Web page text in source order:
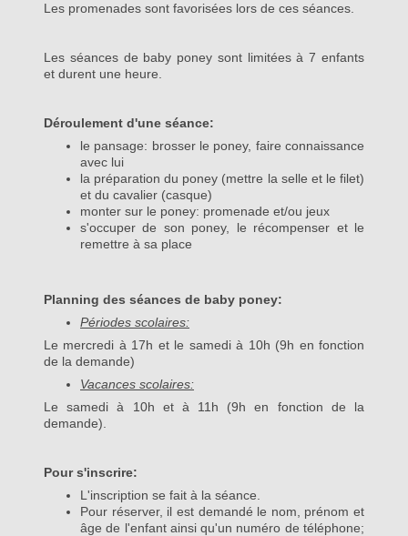
Les promenades sont favorisées lors de ces séances.
Les séances de baby poney sont limitées à 7 enfants
et durent une heure.
Déroulement d'une séance:
le pansage: brosser le poney, faire connaissance
avec lui
la préparation du poney (mettre la selle et le filet)
et du cavalier (casque)
monter sur le poney: promenade et/ou jeux
s'occuper de son poney, le récompenser et le
remettre à sa place
Planning des séances de baby poney:
Périodes scolaires:
Le mercredi à 17h et le samedi à 10h (9h en fonction
de la demande)
Vacances scolaires:
Le samedi à 10h et à 11h (9h en fonction de la
demande).
Pour s'inscrire:
L'inscription se fait à la séance.
Pour réserver, il est demandé le nom, prénom et
âge de l'enfant ainsi qu'un numéro de téléphone;